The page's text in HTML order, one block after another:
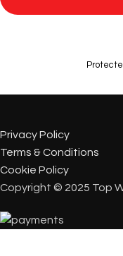
Privacy Policy
Terms & Conditions
Cookie Policy
Copyright © 2025 Top